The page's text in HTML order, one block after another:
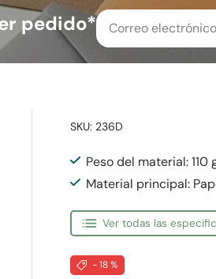
pedido*
SKU: 236D
Peso del material: 110
Material principal:
Ver todas las
- 18 %